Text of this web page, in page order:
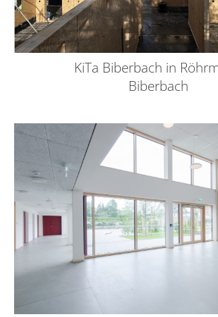
KiTa Biberbach in
Biberbach